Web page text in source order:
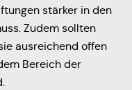
stärker in den
Zudem sollten
ausreichend offen
Bereich der